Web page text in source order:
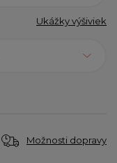
Ukážky výšiviek
Možnosti dopravy